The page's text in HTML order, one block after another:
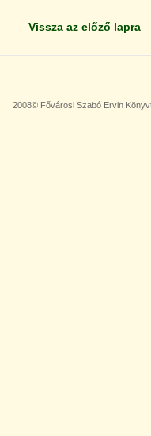
Vissza az előző lapra
2008© Fővárosi Szabó Ervin